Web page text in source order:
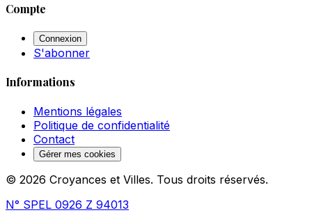
Compte
Connexion
S'abonner
Informations
Mentions légales
Politique de confidentialité
Contact
Gérer mes cookies
© 2026 Croyances et Villes. Tous droits réservés.
N° SPEL 0926 Z 94013